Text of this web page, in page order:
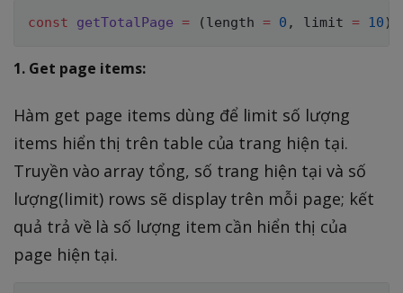
const getTotalPage = ( length = 0 , limit = 10 )
1. Get page items:
Hàm get page items dùng để limit số lượng
items hiển thị trên table của trang hiện tại.
Truyền vào array tổng, số trang hiện tại và số
lượng(limit) rows sẽ display trên mỗi page; kết
quả trả về là số lượng item cần hiển thị của
page hiện tại.